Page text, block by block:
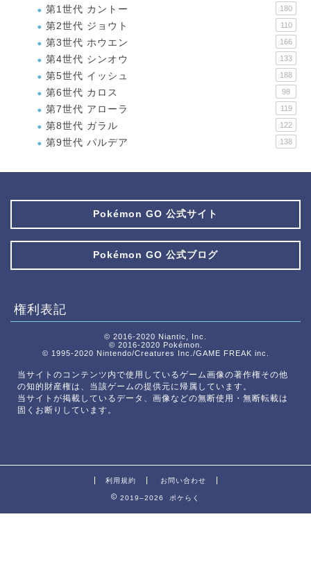
第1世代 カントー 180
第2世代 ジョウト 110
第3世代 ホウエン 166
第4世代 シンオウ 133
第5世代 イッシュ 188
第6世代 カロス 98
第7世代 アローラ 119
第8世代 ガラル 122
第9世代 パルデア 138
Pokémon GO 公式サイト
Pokémon GO 公式ブログ
権利表記
© 2016-2020 Niantic, Inc.
© 2016-2020 Pokémon.
© 1995-2020 Nintendo/Creatures Inc./GAME FREAK inc.
当サイトのコンテンツ内で使用しているゲーム画像の著作権その他
の知的財産権は、当該ゲームの提供元に帰属しています。
当サイトが掲載しているデータ、画像などの無断使用・無断転載は
固くお断りしています。
利用規約 お問い合わせ
2019–2026 ポケらく